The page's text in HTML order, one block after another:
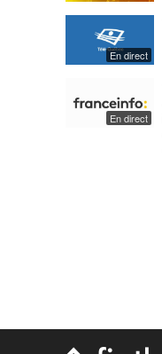
En direct
En direct